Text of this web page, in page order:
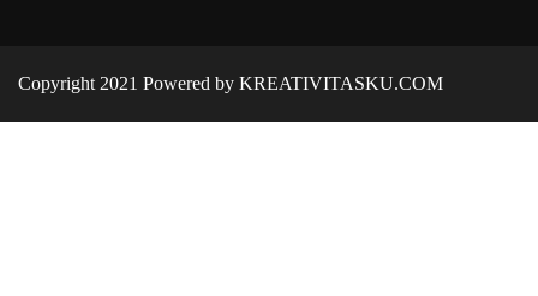
Copyright 2021 Powered by KREATIVITASKU.COM